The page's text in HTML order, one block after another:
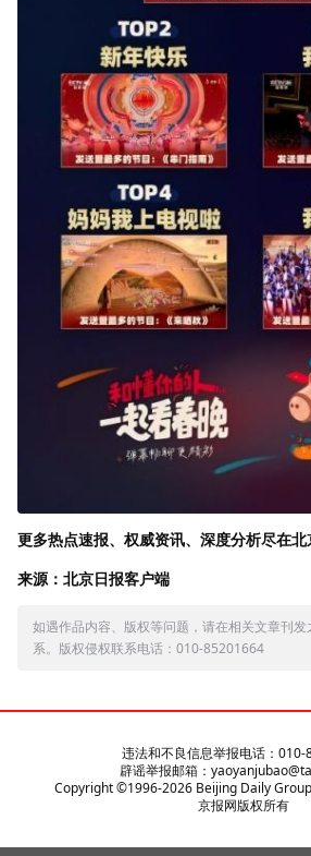
更多热点速报、权威资讯、深度分析尽在
来源：北京日报客户端
如遇作品内容、版权等问题，请在相关文章刊
系。版权侵权联系电话：010-85201664
违法和不良信息举报电话：010-
辟谣举报邮箱：
Copyright ©1996-2026Beijing Daily
京报网版权所有